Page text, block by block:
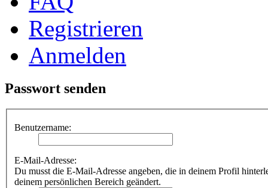
Registrieren
Anmelden
Passwort senden
Benutzername:
E-Mail-Adresse:
Du musst die E-Mail-Adresse angeben, die in deinem Profil
deinem persönlichen Bereich geändert.